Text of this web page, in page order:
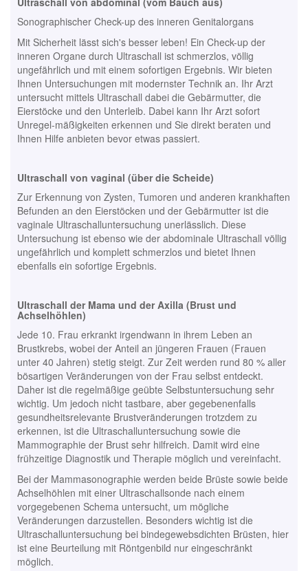
Sonographischer Check-up des inneren Genitalorgans
Mit Sicherheit lässt sich's besser leben! Ein Check-up der
inneren Organe durch Ultraschall ist schmerzlos, völlig
ungefährlich und mit einem sofortigen Ergebnis. Wir bieten
Ihnen Untersuchungen mit modernster Technik an. Ihr Arzt
untersucht mittels Ultraschall dabei die Gebärmutter, die
Eierstöcke und den Unterleib. Dabei kann Ihr Arzt sofort
Unregel-mäßigkeiten erkennen und Sie direkt beraten und
Ihnen Hilfe anbieten bevor etwas passiert.
Ultraschall von vaginal (über die Scheide)
Zur Erkennung von Zysten, Tumoren und anderen krankhaften
Befunden an den Eierstöcken und der Gebärmutter ist die
vaginale Ultraschalluntersuchung unerlässlich. Diese
Untersuchung ist ebenso wie der abdominale Ultraschall völlig
ungefährlich und komplett schmerzlos und bietet Ihnen
ebenfalls ein sofortige Ergebnis.
Ultraschall der Mama und der Axilla (Brust und
Achselhöhlen)
Jede 10. Frau erkrankt irgendwann in ihrem Leben an
Brustkrebs, wobei der Anteil an jüngeren Frauen (Frauen
unter 40 Jahren) stetig steigt. Zur Zeit werden rund 80 % aller
bösartigen Veränderungen von der Frau selbst entdeckt.
Daher ist die regelmäßige geübte Selbstuntersuchung sehr
wichtig. Um jedoch nicht tastbare, aber gegebenenfalls
gesundheitsrelevante Brustveränderungen trotzdem zu
erkennen, ist die Ultraschalluntersuchung sowie die
Mammographie der Brust sehr hilfreich. Damit wird eine
frühzeitige Diagnostik und Therapie möglich und vereinfacht.
Bei der Mammasonographie werden beide Brüste sowie beide
Achselhöhlen mit einer Ultraschallsonde nach einem
vorgegebenen Schema untersucht, um mögliche
Veränderungen darzustellen. Besonders wichtig ist die
Ultraschalluntersuchung bei bindegewebsdichten Brüsten, hier
ist eine Beurteilung mit Röntgenbild nur eingeschränkt
möglich.